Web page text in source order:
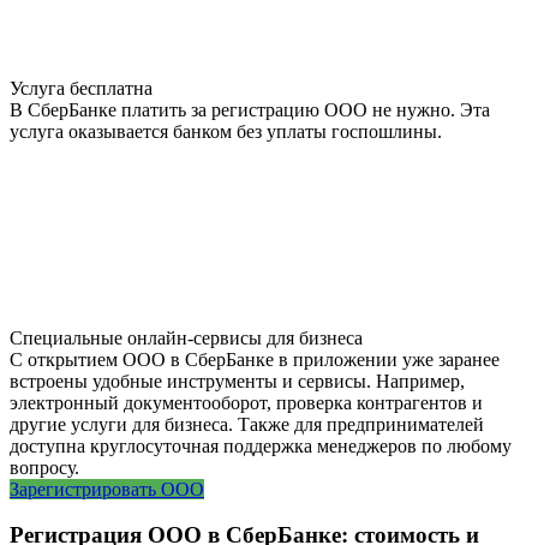
Услуга бесплатна
В СберБанке платить за регистрацию ООО не нужно. Эта
услуга оказывается банком без уплаты госпошлины.
Специальные онлайн-сервисы для бизнеса
С открытием ООО в СберБанке в приложении уже заранее
встроены удобные инструменты и сервисы. Например,
электронный документооборот, проверка контрагентов и
другие услуги для бизнеса. Также для предпринимателей
доступна круглосуточная поддержка менеджеров по любому
вопросу.
Зарегистрировать ООО
Регистрация ООО в СберБанке: стоимость и